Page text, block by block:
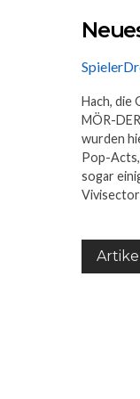
Hach, die
MÖR-
wurden
Pop-
sogar